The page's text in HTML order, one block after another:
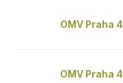
OMV Praha 4
OMV Praha 4